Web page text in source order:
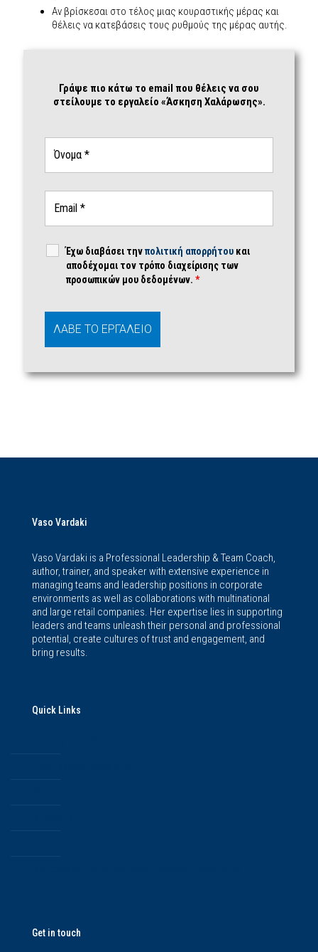
Αν βρίσκεσαι στο τέλος μιας κουραστικής μέρας και
θέλεις να κατεβάσεις τους ρυθμούς της μέρας αυτής.
Γράψε πιο κάτω το email που θέλεις να σου
στείλουμε το εργαλείο «Άσκηση Χαλάρωσης».
Έχω διαβάσει τηνπολιτική απορρήτου και
αποδέχομαι τον τρόπο διαχείρισης των
προσωπικών μου δεδομένων. *
Vaso Vardaki
Vaso Vardaki is a Professional Leadership & Team Coach,
author, trainer, and speaker with extensive experience in
managing teams and leadership positions in corporate
environments as well as collaborations with multinational
and large retail companies. Her expertise lies in supporting
leaders and teams unleash their personal and professional
potential, create cultures of trust and engagement, and
bring results.
Quick Links
Get in touch